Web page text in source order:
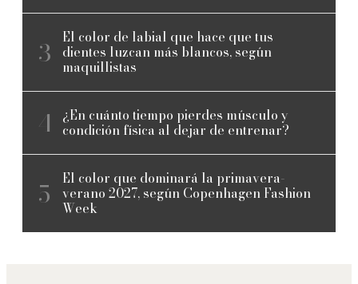
El color de labial que hace que tus
dientes luzcan más blancos, según
maquillistas
¿En cuánto tiempo pierdes músculo y
condición física al dejar de entrenar?
El color que dominará la primavera-
verano 2027, según Copenhagen Fashion
Week